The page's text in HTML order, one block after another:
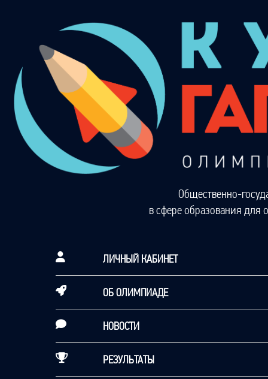
Общественно-
в сфере образования для
ЛИЧНЫЙ КАБИНЕТ
ОБ ОЛИМПИАДЕ
НОВОСТИ
РЕЗУЛЬТАТЫ